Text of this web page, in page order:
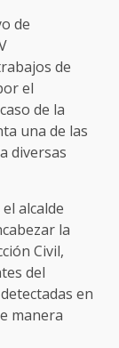
de
de
el
de la
una de las
diversas
alcalde
la
Civil,
del
en
manera